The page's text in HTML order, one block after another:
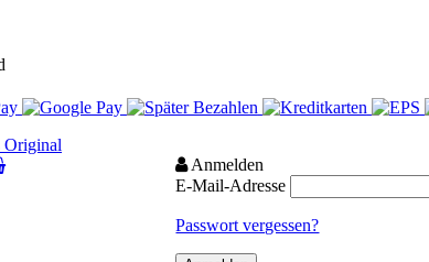
Anmelden
E-Mail-Adresse
Passwort vergessen?